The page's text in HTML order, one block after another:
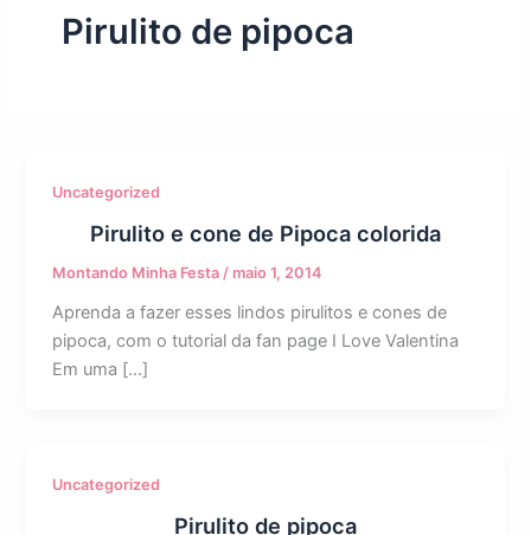
Pirulito de pipoca
Uncategorized
Pirulito e cone de Pipoca colorida
Montando Minha Festa / maio 1, 2014
Aprenda a fazer esses lindos pirulitos e cones de
pipoca, com o tutorial da fan page I Love Valentina
Em uma […]
Uncategorized
Pirulito de pipoca